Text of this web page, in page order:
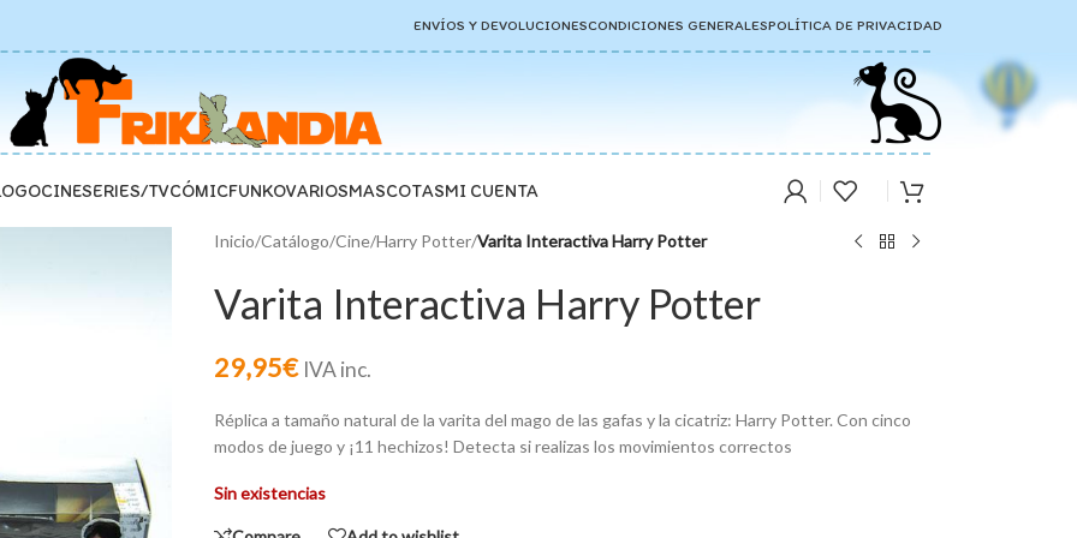
ENVÍOS Y DEVOLUCIONESCONDICIONES GENERALESPOLÍTICA DE PRIVACIDAD
CINESERIES/TVCÓMICFUNKOVARIOSMASCOTASMI CUENTA
Inicio/Catálogo/Cine/Harry Potter/Varita Interactiva Harry Potter
Varita Interactiva Harry Potter
29,95€ IVA inc.
Réplica a tamaño natural de la varita del mago de las gafas y la cicatriz: Harry Potter. Con cinco
modos de juego y ¡11 hechizos! Detecta si realizas los movimientos correctos
Sin existencias